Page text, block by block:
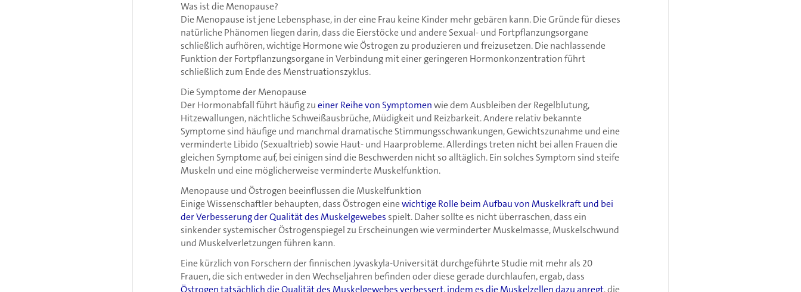
Was ist die Menopause?
Die Menopause ist jene Lebensphase, in der eine Frau keine Kinder mehr gebären kann. Die Gründe für dieses
natürliche Phänomen liegen darin, dass die Eierstöcke und andere Sexual- und Fortpflanzungsorgane
schließlich aufhören, wichtige Hormone wie Östrogen zu produzieren und freizusetzen. Die nachlassende
Funktion der Fortpflanzungsorgane in Verbindung mit einer geringeren Hormonkonzentration führt
schließlich zum Ende des Menstruationszyklus.
Die Symptome der Menopause
Der Hormonabfall führt häufig zu einer Reihe von Symptomen wie dem Ausbleiben der Regelblutung,
Hitzewallungen, nächtliche Schweißausbrüche, Müdigkeit und Reizbarkeit. Andere relativ bekannte
Symptome sind häufige und manchmal dramatische Stimmungsschwankungen, Gewichtszunahme und eine
verminderte Libido (Sexualtrieb) sowie Haut- und Haarprobleme. Allerdings treten nicht bei allen Frauen die
gleichen Symptome auf, bei einigen sind die Beschwerden nicht so alltäglich. Ein solches Symptom sind steife
Muskeln und eine möglicherweise verminderte Muskelfunktion.
Menopause und Östrogen beeinflussen die Muskelfunktion
Einige Wissenschaftler behaupten, dass Östrogen einewichtige Rolle beim Aufbau von Muskelkraft und bei
der Verbesserung der Qualität des Muskelgewebes spielt. Daher sollte es nicht überraschen, dass ein
sinkender systemischer Östrogenspiegel zu Erscheinungen wie verminderter Muskelmasse, Muskelschwund
und Muskelverletzungen führen kann.
Eine kürzlich von Forschern der finnischen Jyvaskyla-Universität durchgeführte Studie mit mehr als 20
Frauen, die sich entweder in den Wechseljahren befinden oder diese gerade durchlaufen, ergab, dass
Östrogen tatsächlich die Qualität des Muskelgewebes verbessert, indem es die Muskelzellen dazu anregt, die